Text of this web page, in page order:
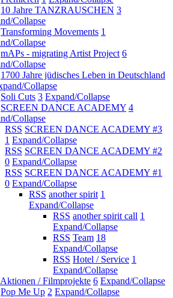
10 Jahre TANZRAUSCHEN 3
Collapse
Transforming Movements 1
Collapse
mAPs - migrating Artist Project 6
Collapse
1700 Jahre jüdisches Leben in Deutschland
Collapse
Soli Cuts 3 Expand/Collapse
SCREEN DANCE ACADEMY 4
Collapse
RSS SCREEN DANCE ACADEMY #3
1 Expand/Collapse
RSS SCREEN DANCE ACADEMY #2
0 Expand/Collapse
RSS SCREEN DANCE ACADEMY #1
0 Expand/Collapse
RSS another spirit 1
Expand/Collapse
RSS another spirit call 1
Expand/Collapse
RSS Team 18
Expand/Collapse
RSS Hotel / Service 1
Expand/Collapse
Aktionen / Filmprojekte 6 Expand/Collapse
Pop Me Up 2 Expand/Collapse